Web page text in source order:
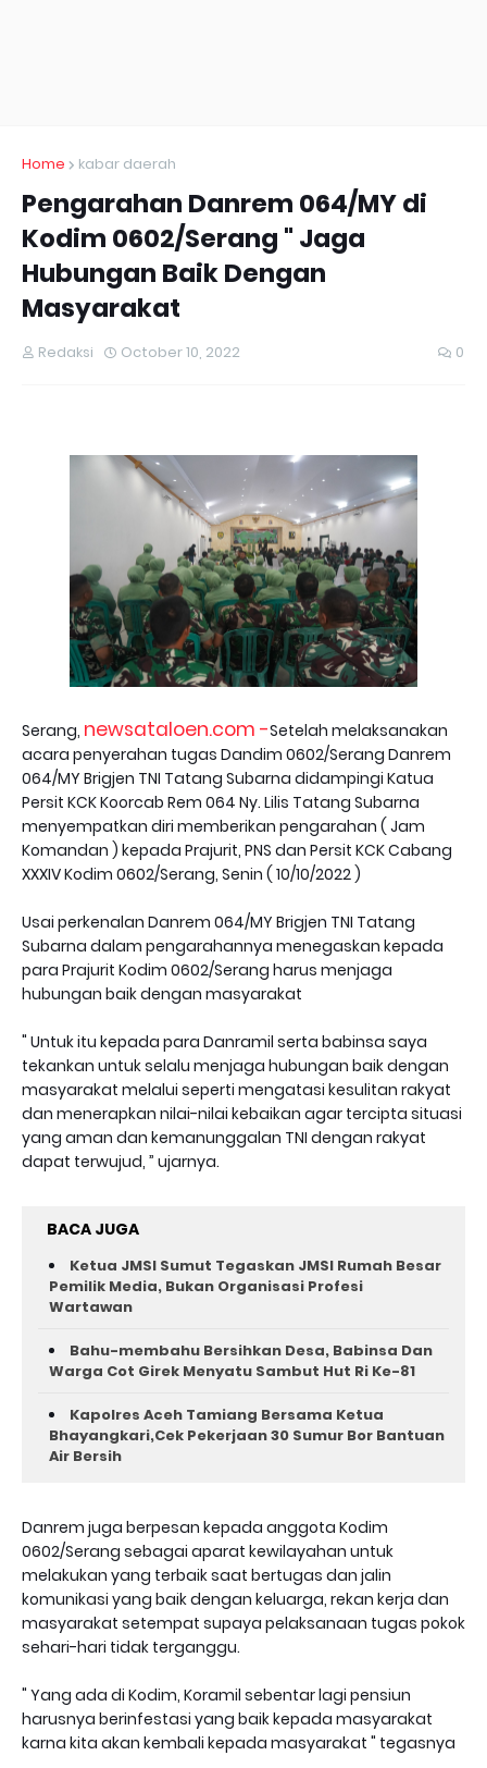
Home kabar daerah
Pengarahan Danrem 064/MY di
Kodim 0602/Serang " Jaga
Hubungan Baik Dengan
Masyarakat
Redaksi October 10, 2022 0
Serang, newsataloen.com -Setelah melaksanakan
acara penyerahan tugas Dandim 0602/Serang Danrem
064/MY Brigjen TNI Tatang Subarna didampingi Katua
Persit KCK Koorcab Rem 064 Ny. Lilis Tatang Subarna
menyempatkan diri memberikan pengarahan ( Jam
Komandan ) kepada Prajurit, PNS dan Persit KCK Cabang
XXXIV Kodim 0602/Serang, Senin ( 10/10/2022 )
Usai perkenalan Danrem 064/MY Brigjen TNI Tatang
Subarna dalam pengarahannya menegaskan kepada
para Prajurit Kodim 0602/Serang harus menjaga
hubungan baik dengan masyarakat
" Untuk itu kepada para Danramil serta babinsa saya
tekankan untuk selalu menjaga hubungan baik dengan
masyarakat melalui seperti mengatasi kesulitan rakyat
dan menerapkan nilai-nilai kebaikan agar tercipta situasi
yang aman dan kemanunggalan TNI dengan rakyat
dapat terwujud, ” ujarnya.
BACA JUGA
Ketua JMSI Sumut Tegaskan JMSI Rumah Besar
Pemilik Media, Bukan Organisasi Profesi
Wartawan
Bahu-membahu Bersihkan Desa, Babinsa Dan
Warga Cot Girek Menyatu Sambut Hut Ri Ke-81 ‎
Kapolres Aceh Tamiang Bersama Ketua
Bhayangkari,Cek Pekerjaan 30 Sumur Bor Bantuan
Air Bersih
Danrem juga berpesan kepada anggota Kodim
0602/Serang sebagai aparat kewilayahan untuk
melakukan yang terbaik saat bertugas dan jalin
komunikasi yang baik dengan keluarga, rekan kerja dan
masyarakat setempat supaya pelaksanaan tugas pokok
sehari-hari tidak terganggu.
" Yang ada di Kodim, Koramil sebentar lagi pensiun
harusnya berinfestasi yang baik kepada masyarakat
karna kita akan kembali kepada masyarakat " tegasnya